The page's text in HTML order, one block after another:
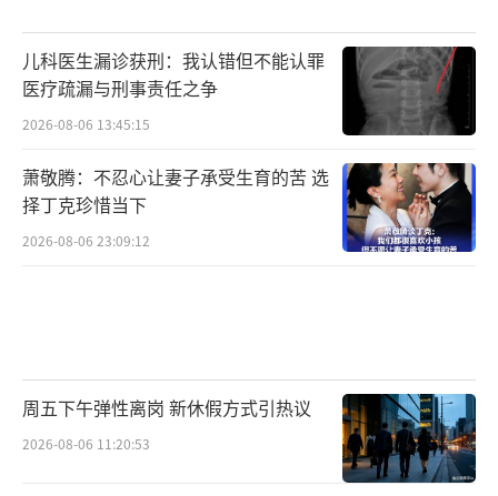
儿科医生漏诊获刑：我认错但不能认罪
医疗疏漏与刑事责任之争
2026-08-06 13:45:15
萧敬腾：不忍心让妻子承受生育的苦 选
择丁克珍惜当下
2026-08-06 23:09:12
周五下午弹性离岗 新休假方式引热议
2026-08-06 11:20:53